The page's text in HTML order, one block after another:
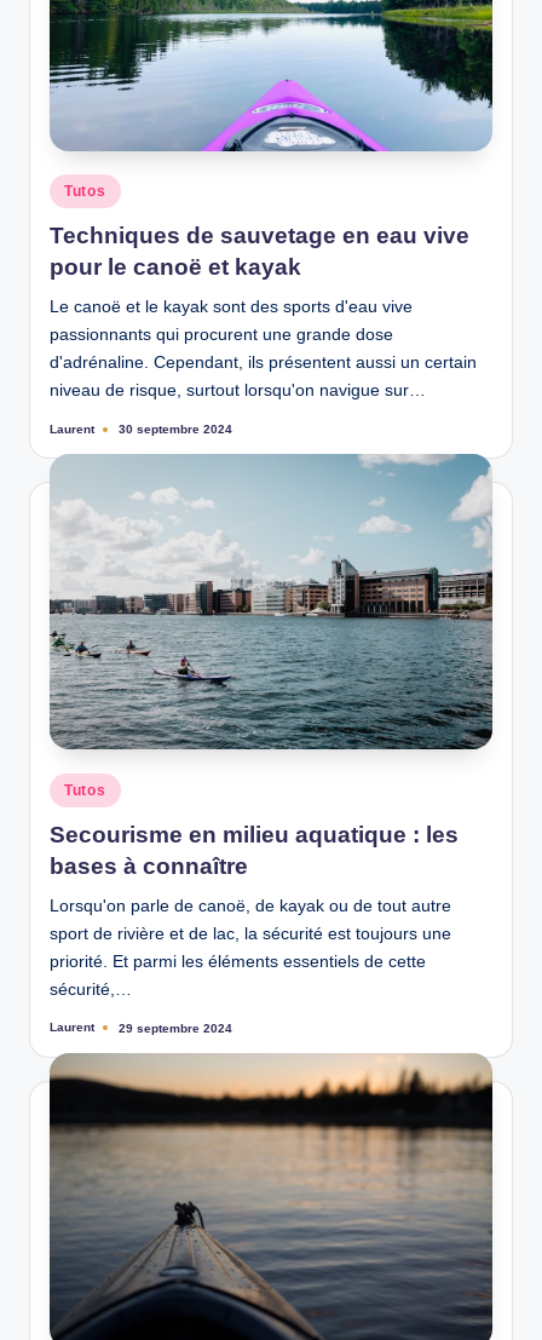
Posted
in
Tutos
Techniques de sauvetage en eau vive
pour le canoë et kayak
Le canoë et le kayak sont des sports d'eau vive
passionnants qui procurent une grande dose
d'adrénaline. Cependant, ils présentent aussi un certain
niveau de risque, surtout lorsqu'on navigue sur…
Ecrit
Laurent 30 septembre 2024
Posted
in
Tutos
Secourisme en milieu aquatique : les
bases à connaître
Lorsqu'on parle de canoë, de kayak ou de tout autre
sport de rivière et de lac, la sécurité est toujours une
priorité. Et parmi les éléments essentiels de cette
sécurité,…
Ecrit
Laurent 29 septembre 2024